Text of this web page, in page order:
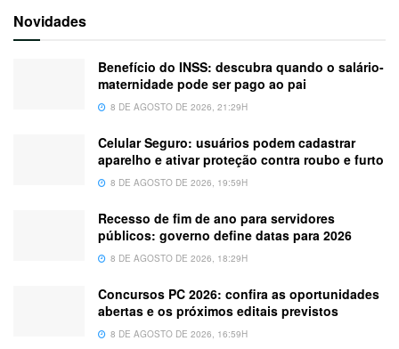
Novidades
Benefício do INSS: descubra quando o salário-
maternidade pode ser pago ao pai
8 DE AGOSTO DE 2026, 21:29H
Celular Seguro: usuários podem cadastrar
aparelho e ativar proteção contra roubo e furto
8 DE AGOSTO DE 2026, 19:59H
Recesso de fim de ano para servidores
públicos: governo define datas para 2026
8 DE AGOSTO DE 2026, 18:29H
Concursos PC 2026: confira as oportunidades
abertas e os próximos editais previstos
8 DE AGOSTO DE 2026, 16:59H